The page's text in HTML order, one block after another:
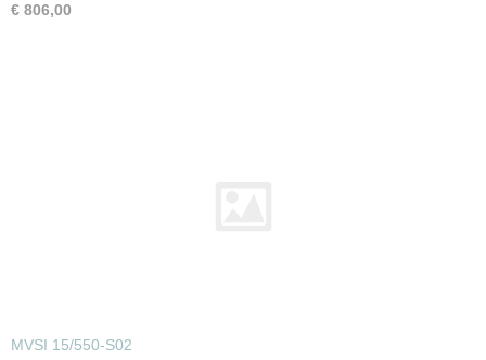
€ 806,00
MVSI 15/550-S02